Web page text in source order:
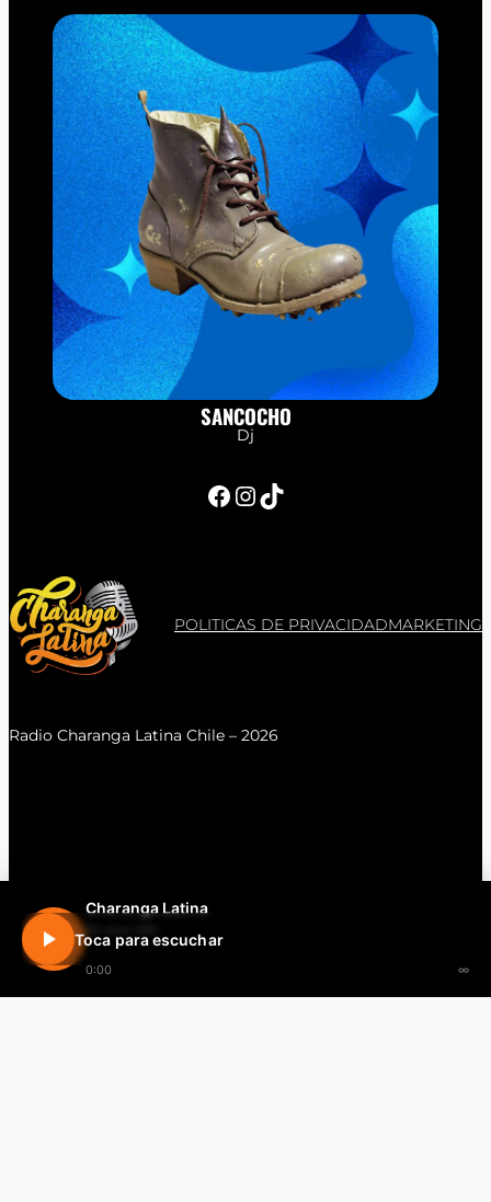
Charanga Latina
En vivo 24h
0:00 ∞
Toca para escuchar
SANCOCHO
Dj
Facebook InstagramTikTok
POLITICAS DE PRIVACIDADMARKETING
Radio Charanga Latina Chile – 2026